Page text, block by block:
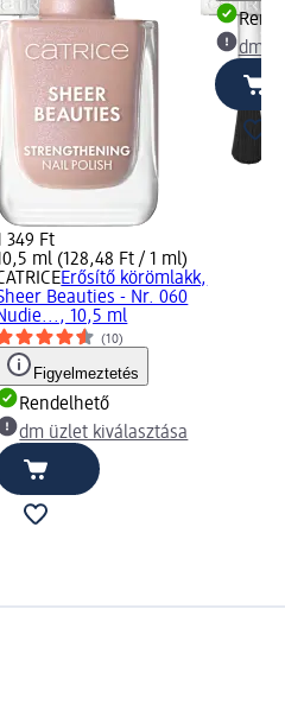
349 Ft
ml (128,48 Ft / 1 ml)
Erősítő körömlakk,
Beauties - Nr. 060
10,5 ml
(10)
Figyelmeztetés
Rendelhető
dm üzlet kiválasztása
dm